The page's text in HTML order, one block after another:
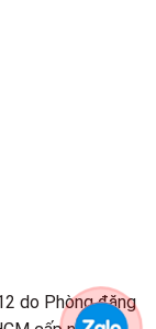
do Phòng đăng